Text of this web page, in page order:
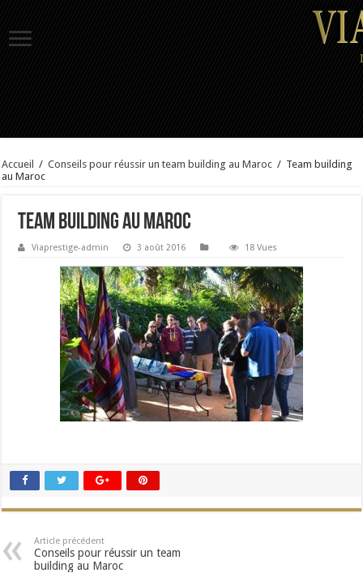
Accueil / Conseils pour réussir un team building au Maroc / Team building
au Maroc
Team building au Maroc
Viaprestige-admin 3 août 2016 18 Vues
Article précédent
Conseils pour réussir un team
building au Maroc